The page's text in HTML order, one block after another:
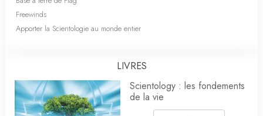
Freewinds
Apporter la Scientologie au monde entier
LIVRES
Scientology : les fondements
de la vie